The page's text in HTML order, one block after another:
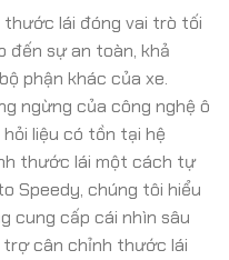
thước lái đóng vai trò tối
đến sự an toàn, khả
phận khác của xe.
ngừng của công nghệ ô
liệu có tồn tại hệ
thước lái một cách tự
Speedy, chúng tôi hiểu
cung cấp cái nhìn sâu
trợ cân chỉnh thước lái